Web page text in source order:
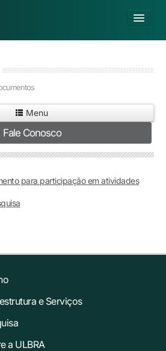
Já sou Aluno
Matricule-se
Menu
Fale Conosco
para participação em atividades
e Serviços
a ULBRA